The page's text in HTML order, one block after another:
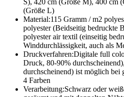
(Größe L)
Material:115 Gramm / m2
polyester (Beidseitig bedruckte
polyester air textil (einseitig
Winddurchlässigkeit, auch als
Druckverfahren:Digitale full
Druck, 80-90%
durchscheinend) ist möglich
4 Farben
Verarbeitung:Schwarz oder